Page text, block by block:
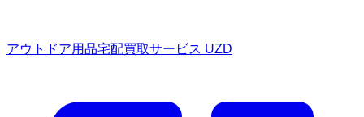
アウトドア用品宅配買取サービス UZD